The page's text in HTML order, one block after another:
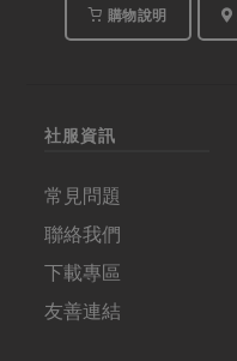
購物說明
社服資訊
常見問題
聯絡我們
下載專區
友善連結